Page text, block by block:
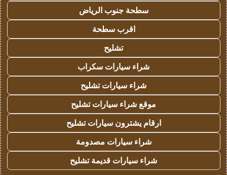
سطحة جنوب الرياض
اقرب سطحة
تشليح
شراء سيارات سكراب
شراء سيارات تشليح
موقع شراء سيارات تشليح
ارقام يشترون سيارات تشليح
شراء سيارات مصدومة
شراء سيارات قديمة تشليح